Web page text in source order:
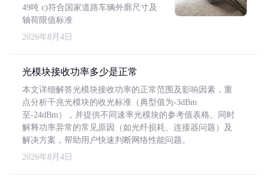
49吨 c)符合国家道路车辆外廓尺寸及
轴荷限值标准
2026年8月4日
光模块接收功率多少是正常
本文详细解答光模块接收功率的正常范围及影响因素，重
点分析千兆光模块的收光标准（典型值为-3dBm
至-24dBm），并提供不同速率光模块的参考值表格。同时
解释功率异常的常见原因（如光纤损耗、连接器问题）及
解决方案，帮助用户快速判断网络性能问题。
2026年8月4日